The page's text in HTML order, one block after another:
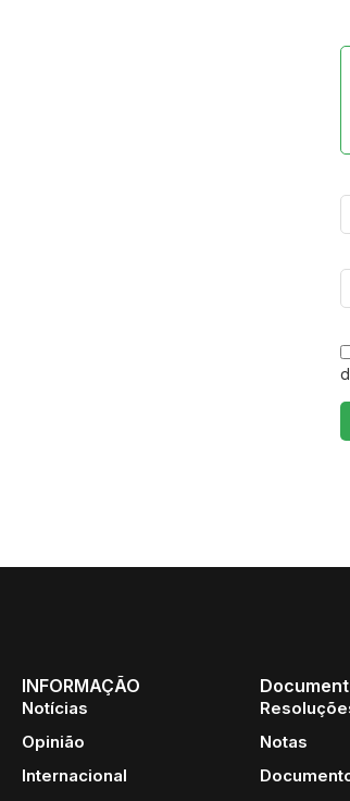
INFORMAÇÃO
Notícias
Opinião
Internacional
Notas